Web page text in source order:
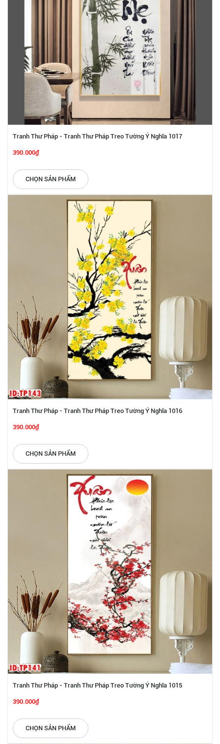
Tranh Thư Pháp - Tranh Thư Pháp Treo Tường Ý Nghĩa 1017
390.000₫
CHỌN SẢN PHẨM
Tranh Thư Pháp - Tranh Thư Pháp Treo Tường Ý Nghĩa 1016
390.000₫
CHỌN SẢN PHẨM
Tranh Thư Pháp - Tranh Thư Pháp Treo Tường Ý Nghĩa 1015
390.000₫
CHỌN SẢN PHẨM